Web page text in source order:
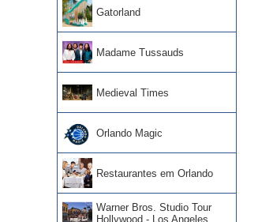
Gatorland
Madame Tussauds
Medieval Times
Orlando Magic
Restaurantes em Orlando
Warner Bros. Studio Tour
Hollywood - Los Angeles